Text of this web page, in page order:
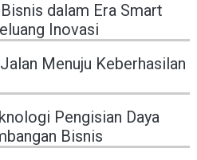
dalam Era Smart
Inovasi
Menuju Keberhasilan
Pengisian Daya
Bisnis